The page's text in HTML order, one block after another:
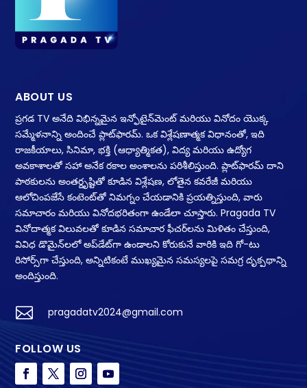
ABOUT US
ప్రగడ TV అనేది విభిన్నమైన ఇన్ఫోటైన్‌మెంట్ మరియు వినోదం యొక్క
సమ్మేళనాన్ని అందించే ప్లాట్‌ఫారమ్. ఒక విశ్లేషణాత్మక విధానంతో, ఇది
రాజకీయాలు, సినిమా, భక్తి (ఆధ్యాత్మికత), విద్య మరియు ఉద్యోగ
అవకాశాలతో సహా అనేక రకాల అంశాలను పరిశీలిస్తుంది. ప్లాట్‌ఫారమ్ దాని
పాఠకులను అంతర్దృష్టితో కూడిన విశ్లేషణ, లోతైన కవరేజీ మరియు
ఆలోచింపజేసే కంటెంట్‌తో నిమగ్నం చేయడానికి ప్రయత్నిస్తుంది, వారు
సమాచారం మరియు వినోదభరితంగా ఉండేలా చూస్తారు. Pragada TV
వినోదాత్మక విలువలతో కూడిన సమాచార ఫీచర్‌లను మిళితం చేస్తుంది,
వివిధ డొమైన్‌లలో అప్‌డేట్‌గా ఉండాలని కోరుకునే వారికి ఇది గో-టు
రిసోర్స్‌గా చేస్తుంది, అన్నిటికంటే ముఖ్యమైన సమస్యలపై సమగ్ర దృక్పథాన్ని
అందిస్తుంది.
 pragadatv2024@gmail.com
FOLLOW US